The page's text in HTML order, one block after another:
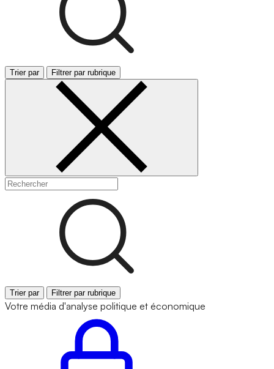
Trier par Filtrer par rubrique
Trier par Filtrer par rubrique
Votre média d'analyse politique et économique